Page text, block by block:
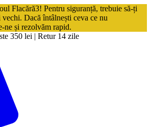
Flacără3! Pentru siguranță, trebuie să-ți
Dacă întâlnești ceva ce nu
ne și rezolvăm rapid.
350 lei | Retur 14 zile